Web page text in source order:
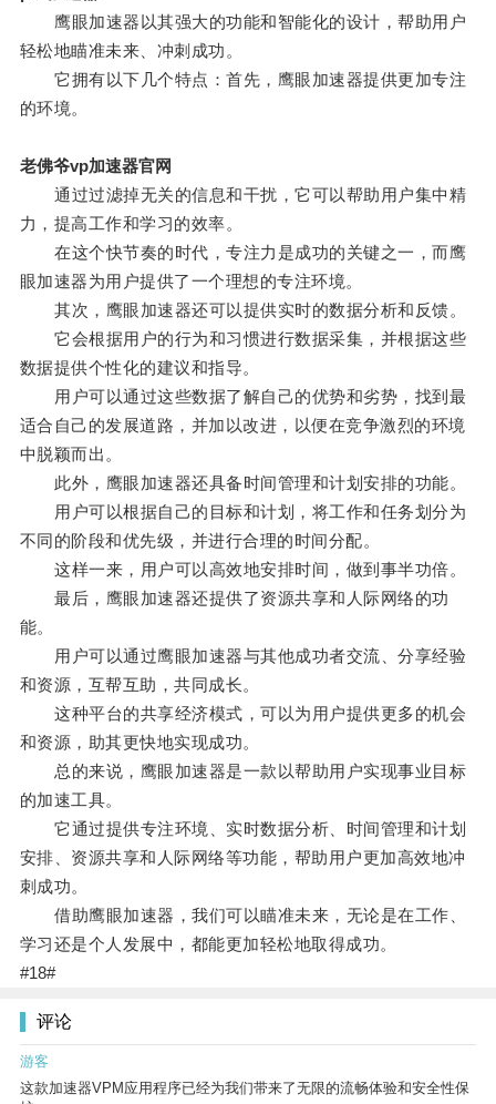
鹰眼加速器以其强大的功能和智能化的设计，帮助用户
轻松地瞄准未来、冲刺成功。
它拥有以下几个特点：首先，鹰眼加速器提供更加专注
的环境。
老佛爷vp加速器官网
通过过滤掉无关的信息和干扰，它可以帮助用户集中精
力，提高工作和学习的效率。
在这个快节奏的时代，专注力是成功的关键之一，而鹰
眼加速器为用户提供了一个理想的专注环境。
其次，鹰眼加速器还可以提供实时的数据分析和反馈。
它会根据用户的行为和习惯进行数据采集，并根据这些
数据提供个性化的建议和指导。
用户可以通过这些数据了解自己的优势和劣势，找到最
适合自己的发展道路，并加以改进，以便在竞争激烈的环境
中脱颖而出。
此外，鹰眼加速器还具备时间管理和计划安排的功能。
用户可以根据自己的目标和计划，将工作和任务划分为
不同的阶段和优先级，并进行合理的时间分配。
这样一来，用户可以高效地安排时间，做到事半功倍。
最后，鹰眼加速器还提供了资源共享和人际网络的功
能。
用户可以通过鹰眼加速器与其他成功者交流、分享经验
和资源，互帮互助，共同成长。
这种平台的共享经济模式，可以为用户提供更多的机会
和资源，助其更快地实现成功。
总的来说，鹰眼加速器是一款以帮助用户实现事业目标
的加速工具。
它通过提供专注环境、实时数据分析、时间管理和计划
安排、资源共享和人际网络等功能，帮助用户更加高效地冲
刺成功。
借助鹰眼加速器，我们可以瞄准未来，无论是在工作、
学习还是个人发展中，都能更加轻松地取得成功。
#18#
评论
游客
这款加速器VPM应用程序已经为我们带来了无限的流畅体验和安全性保